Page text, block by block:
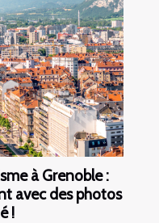
à Grenoble :
avec des photos
!